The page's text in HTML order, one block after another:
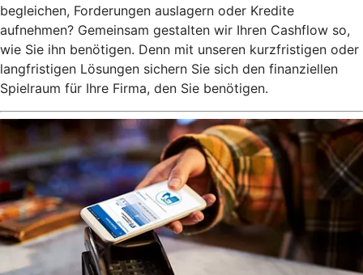
begleichen, Forderungen auslagern oder Kredite
aufnehmen? Gemeinsam gestalten wir Ihren Cashflow so,
wie Sie ihn benötigen. Denn mit unseren kurzfristigen oder
langfristigen Lösungen sichern Sie sich den finanziellen
Spielraum für Ihre Firma, den Sie benötigen.